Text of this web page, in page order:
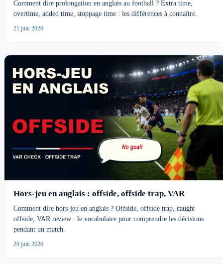
Comment dire prolongation en anglais au football ? Extra time,
overtime, added time, stoppage time : les différences à connaître.
21 juin 2026
Hors-jeu en anglais : offside, offside trap, VAR
Comment dire hors-jeu en anglais ? Offside, offside trap, caught
offside, VAR review : le vocabulaire pour comprendre les décisions
pendant un match.
20 juin 2026